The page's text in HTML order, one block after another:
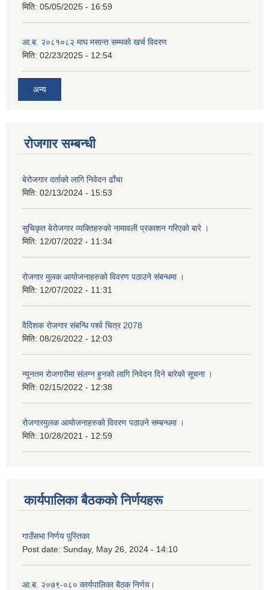
मिति: 05/05/2025 - 16:59
आ.ब. २०८१०८२ माघ मसान्त सम्मको खर्च विवरण
मिति: 02/23/2025 - 12:54
अन्य
रोजगार सम्बन्धी
बेरोजगार दर्ताको लागि निवेदन ढाँचा
मिति: 02/13/2024 - 15:53
सुचिकृत बेरोजगार व्यक्तिहरुको नामावली प्रकाशन गरिएको बारे ।
मिति: 12/07/2022 - 11:34
रोजगार मुलक आयोजनाहरुको विवरण पठाउने संबन्धमा ।
मिति: 12/07/2022 - 11:31
वैदेिशक राेजगार संबन्धि पर्श्व चित्र 2078
मिति: 08/26/2022 - 12:03
न्यूनतम रोजगारीमा संलग्न हुनको लागि निवेदन दिने बारेको सूचना ।
मिति: 02/15/2022 - 12:38
रोजगारमुलक आयोजनाहरुको विवरण पठाउने सम्बन्धमा ।
मिति: 10/28/2021 - 12:59
कार्यपालिका बैठकको निर्णयहरू
गाउँसभा निर्णय पुस्तिका
Post date: Sunday, May 26, 2024 - 14:10
आ.ब. २०७९-०८० कार्यपालिका बैठक निर्णय।